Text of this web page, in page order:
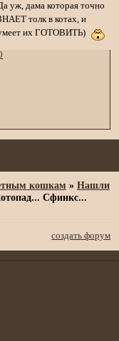
уж, дама которая точно
толк в котах, и
их ГОТОВИТЬ)
кошкам »Нашли
Сфинкс...
создать форум